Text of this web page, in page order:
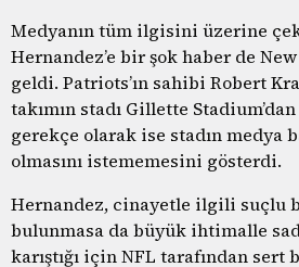
Medyanın tüm ilgisini üzerine
Hernandez’e bir şok haber de
geldi. Patriots’ın sahibi Robert
takımın stadı Gillette
gerekçe olarak ise stadın medya
olmasını istememesini gösterdi.
Hernandez, cinayetle ilgili suçlu
bulunmasa da büyük ihtimalle
karıştığı için NFL tarafından sert